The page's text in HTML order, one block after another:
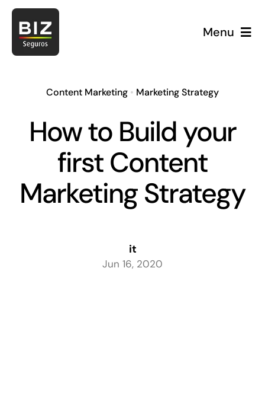
Skip
content
Menu
Content Marketing • Marketing Strategy
How to Build your
first Content
Marketing Strategy
it
Jun 16, 2020